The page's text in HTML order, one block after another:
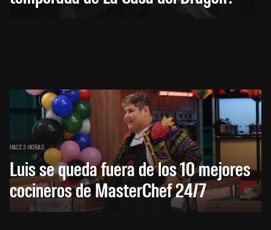
HACE 3 HORAS
Luis se queda fuera de los 10 mejores
cocineros de MasterChef 24/7